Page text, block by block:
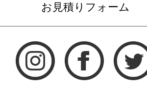
お見積りフォーム